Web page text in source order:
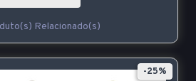
Relacionado(s)
-25%